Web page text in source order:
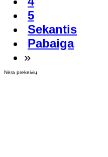
5
Sekantis
Pabaiga
»
Nėra prekeivių